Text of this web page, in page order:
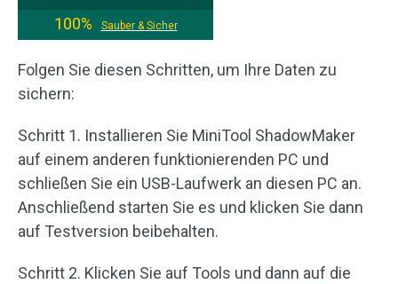
100%
Sauber & Sicher
Folgen Sie diesen Schritten, um Ihre Daten zu
sichern:
Schritt 1. Installieren Sie MiniTool ShadowMaker
auf einem anderen funktionierenden PC und
schließen Sie ein USB-Laufwerk an diesen PC an.
Anschließend starten Sie es und klicken Sie dann
auf Testversion beibehalten.
Schritt 2. Klicken Sie auf Tools und dann auf die